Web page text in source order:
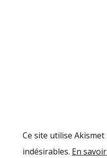
Ce site utilise
indésirables. En